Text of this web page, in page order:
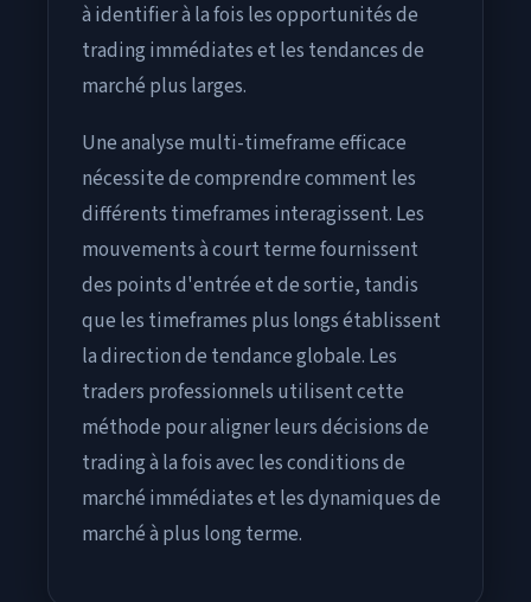
à identifier à la fois les opportunités de
trading immédiates et les tendances de
marché plus larges.
Une analyse multi-timeframe efficace
nécessite de comprendre comment les
différents timeframes interagissent. Les
mouvements à court terme fournissent
des points d'entrée et de sortie, tandis
que les timeframes plus longs établissent
la direction de tendance globale. Les
traders professionnels utilisent cette
méthode pour aligner leurs décisions de
trading à la fois avec les conditions de
marché immédiates et les dynamiques de
marché à plus long terme.